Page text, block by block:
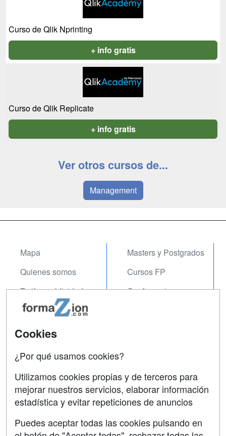
Curso de Qlik Nprinting
+ info gratis
Curso de Qlik Replicate
+ info gratis
Ver otros cursos de...
Management
Mapa
Quienes somos
Tarifas publicidad
Acceso Usuarios
Acceso Centros
Masters y Postgrados
Cursos FP
Conferencias
Contactar
Confidencialidad
Aviso legal
Copyleft
Cookies
¿Por qué usamos cookies?
Utilizamos cookies propias y de terceros para
mejorar nuestros servicios, elaborar información
estadística y evitar repeticiones de anuncios
Puedes aceptar todas las cookies pulsando en